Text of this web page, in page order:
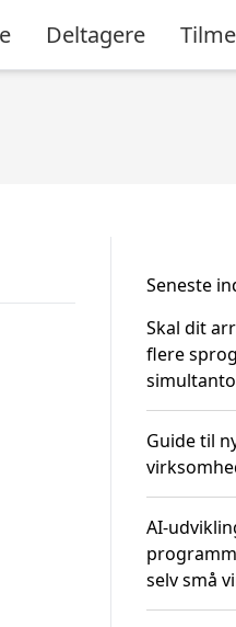
Deltagere
Seneste
Skal dit
flere
Guide til
AI-
selv små